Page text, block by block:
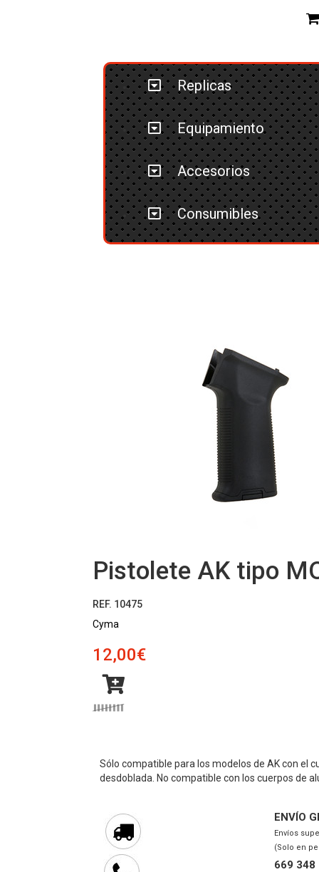
Replicas
Equipamiento
Accesorios
Consumibles
Pistolete AK tipo
REF. 10475
Cyma
12,00€
Sólo compatible para los modelos de AK con el
desdoblada. No compatible con los cuerpos de
ENVÍO
Envíos
(Solo en
669 348